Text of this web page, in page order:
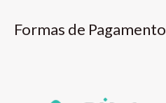
Formas de Pagamento